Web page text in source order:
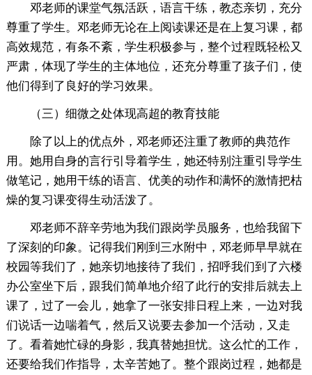
邓老师的课堂气氛活跃，语言干练，教态亲切，充分
尊重了学生。邓老师无论在上阅读课还是在上复习课，都
高效规范，有条不紊，学生积极参与，整个过程既轻松又
严肃，体现了学生的主体地位，还充分尊重了孩子们，使
他们得到了良好的学习效果。
（三）细微之处体现高超的教育技能
除了以上的优点外，邓老师还注重了教师的典范作
用。她用自身的言行引导着学生，她还特别注重引导学生
做笔记，她用干练的语言、优美的动作和满怀的激情把枯
燥的复习课变得生动活泼了。
邓老师不辞辛劳地为我们跟岗学员服务，也给我留下
了深刻的印象。记得我们刚到三水附中，邓老师早早就在
校园等我们了，她亲切地接待了我们，招呼我们到了六楼
办公室坐下后，跟我们简单地介绍了此行的安排后就去上
课了，过了一会儿，她拿了一张安排日程上来，一边对我
们说话一边喘着气，然后又说要去参加一个活动，又走
了。看着她忙碌的身影，我真替她担忧。这么忙的工作，
还要给我们作指导，太辛苦她了。整个跟岗过程，她都是